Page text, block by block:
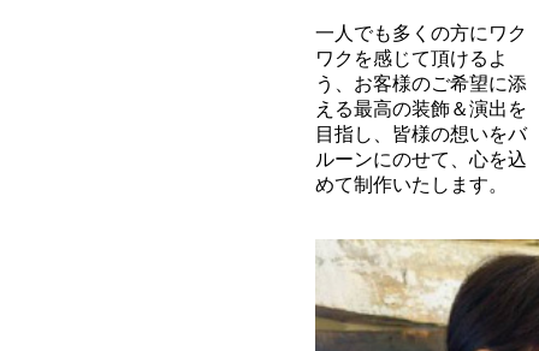
一人でも多くの方にワク
ワクを感じて頂けるよ
う、お客様のご希望に添
える最高の装飾＆演出を
目指し、皆様の想いをバ
ルーンにのせて、心を込
めて制作いたします。